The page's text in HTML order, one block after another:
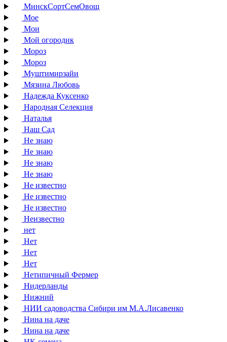
МинскСортСемОвощ
Мое
Мои
Мой огородик
Мороз
Мороз
Муштимирзайи
Мязина Любовь
Надежда Куксенко
Народная Селекция
Наталья
Наш Сад
Не знаю
Не знаю
Не знаю
Не знаю
Не известно
Не известно
Не известно
Неизвестно
нет
Нет
Нет
Нет
Нетипичный Фермер
Нидерланды
Нижний
НИИ садоводства Сибири им М.А.Лисавенко
Нина на даче
Нина на даче